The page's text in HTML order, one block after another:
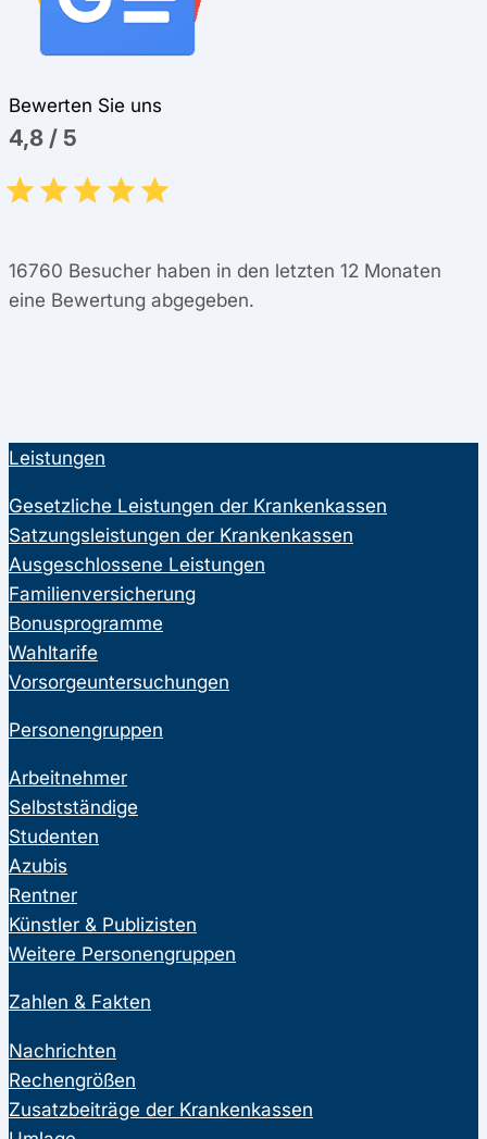
Bewerten Sie uns
4,8 / 5
16760 Besucher haben in den letzten 12 Monaten
eine Bewertung abgegeben.
Leistungen
Gesetzliche Leistungen der Krankenkassen
Satzungsleistungen der Krankenkassen
Ausgeschlossene Leistungen
Familienversicherung
Bonusprogramme
Wahltarife
Vorsorgeuntersuchungen
Personengruppen
Arbeitnehmer
Selbstständige
Studenten
Azubis
Rentner
Künstler & Publizisten
Weitere Personengruppen
Zahlen & Fakten
Nachrichten
Rechengrößen
Zusatzbeiträge der Krankenkassen